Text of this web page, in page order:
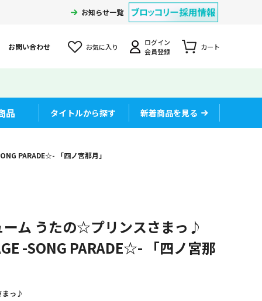
お知らせ一覧
お問い合わせ お気に入り
ログイン
会員登録
カート
品 タイトルから探す 新着商品を見る
PARADE☆- 「四ノ宮那月」
ーム うたの☆プリンスさまっ♪
-SONG PARADE☆- 「四ノ宮那
まっ♪